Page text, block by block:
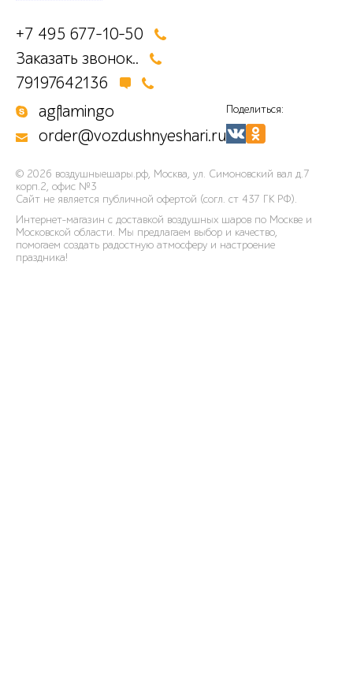
+7 495 677-10-50
Заказать звонок..
79197642136
agflamingo
order@vozdushnyeshari.ru
Поделиться:
© 2026 воздушныешары.рф, Москва, ул. Симоновский вал д.7
корп.2, офис №3
Сайт не является публичной офертой (согл. ст 437 ГК РФ).
Интернет-магазин с доставкой воздушных шаров по Москве и
Московской области. Мы предлагаем выбор и качество,
помогаем создать радостную атмосферу и настроение
праздника!